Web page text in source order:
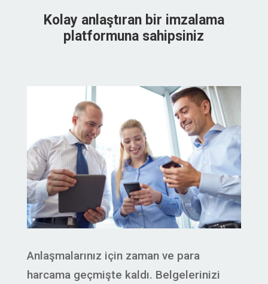
Kolay anlaştıran bir imzalama
platformuna sahipsiniz
Anlaşmalarınız için zaman ve para
harcama geçmişte kaldı. Belgelerinizi